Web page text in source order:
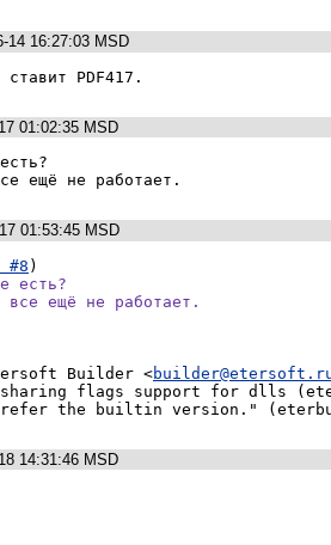
14 16:27:03 MSD
PDF417.
01:02:35 MSD
ещё не работает.
01:53:45 MSD
#8
есть?
ещё не работает.
Builder <
flags support for dlls
14:31:46 MSD